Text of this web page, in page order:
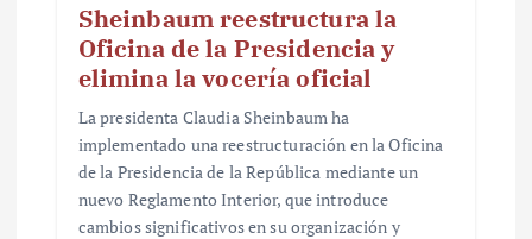
Sheinbaum reestructura la
Oficina de la Presidencia y
elimina la vocería oficial
La presidenta Claudia Sheinbaum ha
implementado una reestructuración en la Oficina
de la Presidencia de la República mediante un
nuevo Reglamento Interior, que introduce
cambios significativos en su organización y